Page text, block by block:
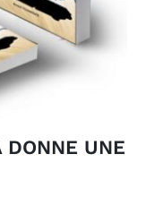
DONNE UNE